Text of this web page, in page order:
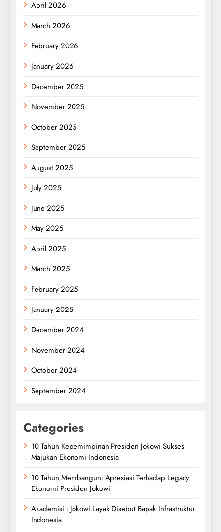
April 2026
March 2026
February 2026
January 2026
December 2025
November 2025
October 2025
September 2025
August 2025
July 2025
June 2025
May 2025
April 2025
March 2025
February 2025
January 2025
December 2024
November 2024
October 2024
September 2024
Categories
10 Tahun Kepemimpinan Presiden Jokowi Sukses
Majukan Ekonomi Indonesia
10 Tahun Membangun: Apresiasi Terhadap Legacy
Ekonomi Presiden Jokowi
Akademisi : Jokowi Layak Disebut Bapak Infrastruktur
Indonesia